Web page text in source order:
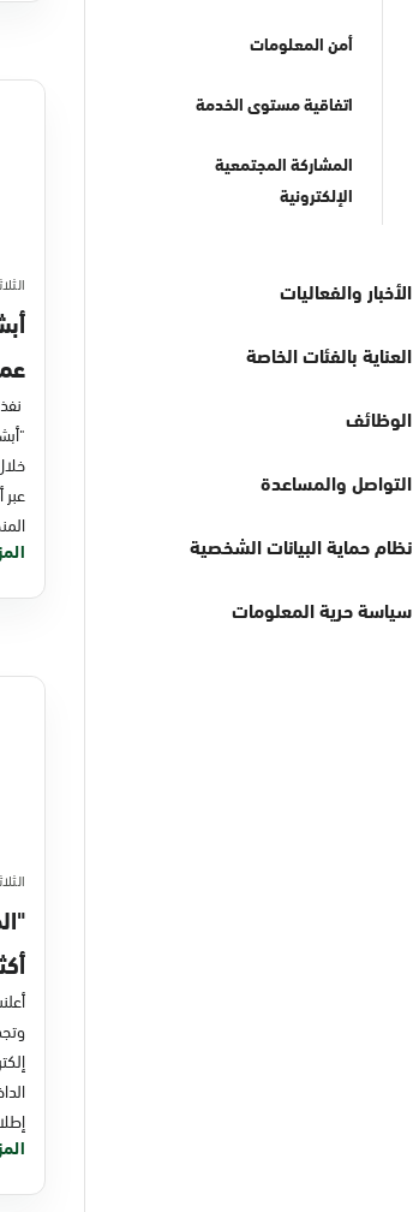
أمن المعلومات
اتفاقية مستوى الخدمة
المشاركة المجتمعية
الإلكترونية
الأخبار والفعاليات
العناية بالفئات الخاصة
الوظائف
التواصل والمساعدة
نظام حماية البيانات الشخصية
سياسة حرية المعلومات
الثلاثاء ٢٢
من
الثلاثاء ٠٤